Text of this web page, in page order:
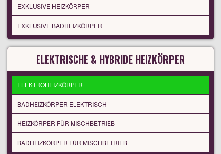
EXKLUSIVE HEIZKÖRPER
EXKLUSIVE BADHEIZKÖRPER
ELEKTRISCHE & HYBRIDE HEIZKÖRPER
ELEKTROHEIZKÖRPER
BADHEIZKÖRPER ELEKTRISCH
HEIZKÖRPER FÜR MISCHBETRIEB
BADHEIZKÖRPER FÜR MISCHBETRIEB